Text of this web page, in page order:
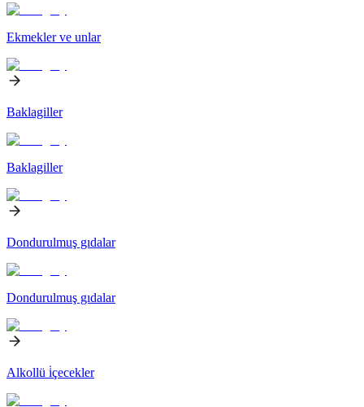
Ekmekler ve unlar
Baklagiller
Baklagiller
Dondurulmuş gıdalar
Dondurulmuş gıdalar
Alkollü i̇çecekler